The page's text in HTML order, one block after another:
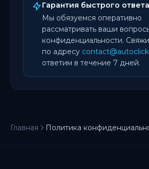
Гарантия быстрого ответа
Мы обязуемся оперативно
рассматривать ваши
конфиденциальности.
по адресу
ответим в течение 7 дней.
Главная Политика